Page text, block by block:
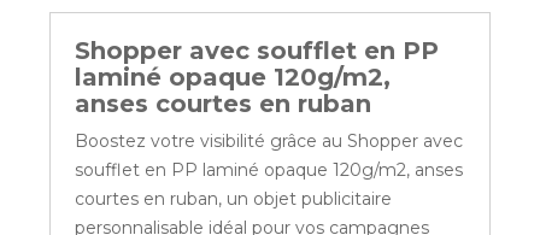
Shopper avec soufflet en PP
laminé opaque 120g/m2,
anses courtes en ruban
Boostez votre visibilité grâce au Shopper avec
soufflet en PP laminé opaque 120g/m2, anses
courtes en ruban, un objet publicitaire
personnalisable idéal pour vos campagnes